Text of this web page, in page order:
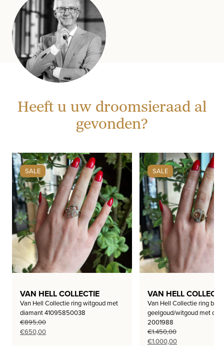
Heeft u uw droomsieraad al
gevonden?
SALE
VAN HELL COLLECTIE
Van Hell Collectie ring witgoud met
diamant 41095850038
€895,00
Oorspronkelijke
€650,00Huidige
SALE
VAN HELL
Van Hell Collectie ring bi-
geelgoud/witgoud met
2001988
€1.450,00
Oorspronkelijke
€1.000,00Huidige